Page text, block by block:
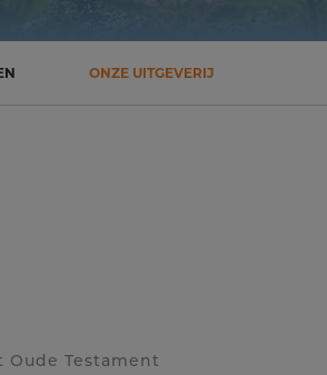
ONZE UITGEVERIJ
Oude Testament